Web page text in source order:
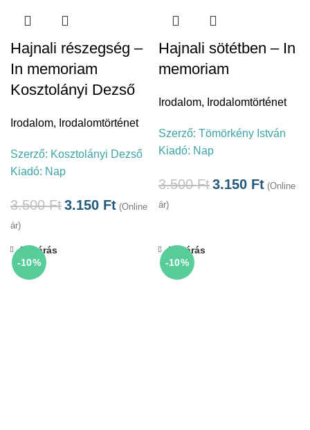
Hajnali részegség –
In memoriam
Kosztolányi Dezső
Irodalom, Irodalomtörténet
Szerző: Kosztolányi Dezső
Kiadó: Nap
3.500Ft3.150 Ft (Online
ár)
Hajnali sötétben – In
memoriam
Irodalom, Irodalomtörténet
Szerző: Tömörkény István
Kiadó: Nap
3.500Ft3.150 Ft (Online
ár)
-10%
Bezárás
-10%
Bezárás